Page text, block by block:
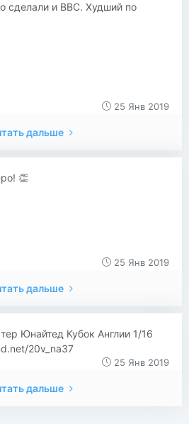
сделали и BBC. Худший по
25 Янв 2019
дальше
👏
25 Янв 2019
дальше
Юнайтед Кубок Англии 1/16
20v_na37
25 Янв 2019
дальше